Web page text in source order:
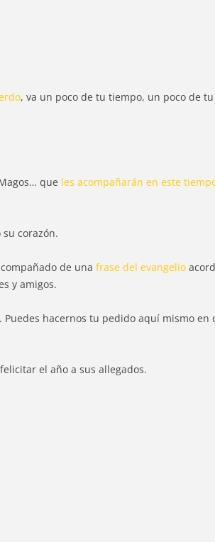
, va un poco de tu tiempo, un poco de
que les acompañarán en este
corazón.
de una frase del evangelio
y amigos.
hacernos tu pedido aquí mismo en
el año a sus allegados.